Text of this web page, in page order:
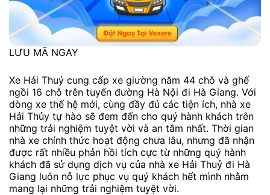
LƯU MÃ NGAY
Xe Hải Thuỷ cung cấp xe giường nằm 44 chỗ và ghế
ngồi 16 chỗ trên tuyến đường Hà Nội đi Hà Giang. Với
dòng xe thế hệ mới, cùng đầy đủ các tiện ích, nhà xe
Hải Thủy tự hào sẽ đem đến cho quý hành khách trên
những trải nghiệm tuyệt vời và an tâm nhất. Thời gian
nhà xe chính thức hoạt động chưa lâu, nhưng đã nhận
được rất nhiều phản hồi tích cực từ những quý hành
khách đã sử dụng dịch vụ của nhà xe Hải Thuỷ đi Hà
Giang luôn nỗ lực phục vụ quý khách hết mình nhằm
mang lại những trải nghiệm tuyệt vời.